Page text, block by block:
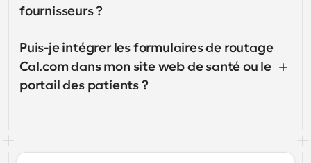
fournisseurs ?
Puis-je intégrer les formulaires de routage
Cal.com dans mon site web de santé ou le
portail des patients ?